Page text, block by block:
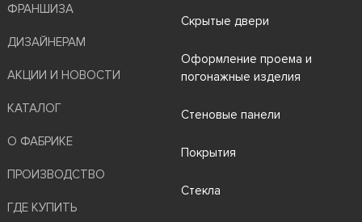
ФРАНШИЗА
ДИЗАЙНЕРАМ
АКЦИИ И НОВОСТИ
КАТАЛОГ
О ФАБРИКЕ
ПРОИЗВОДСТВО
ГДЕ КУПИТЬ
Скрытые двери
Оформление проема и
погонажные изделия
Стеновые панели
Покрытия
Стекла